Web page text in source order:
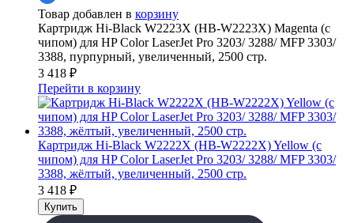
Товар добавлен в корзину
Картридж Hi-Black W2223X (HB-W2223X) Magenta (с
чипом) для HP Color LaserJet Pro 3203/ 3288/ MFP 3303/
3388, пурпурный, увеличенный, 2500 стр.
3 418 ₽
Перейти в корзину
Картридж Hi-Black W2222X (HB-W2222X) Yellow (с
чипом) для HP Color LaserJet Pro 3203/ 3288/ MFP 3303/
3388, жёлтый, увеличенный, 2500 стр.
3 418 ₽